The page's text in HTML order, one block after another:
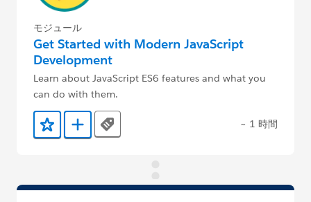
モジュール
Get Started with Modern JavaScript
Development
Learn about JavaScript ES6 features and what you
can do with them.
お気に入りに保存する
Trailmix に追加
Tags ~ 1 時間